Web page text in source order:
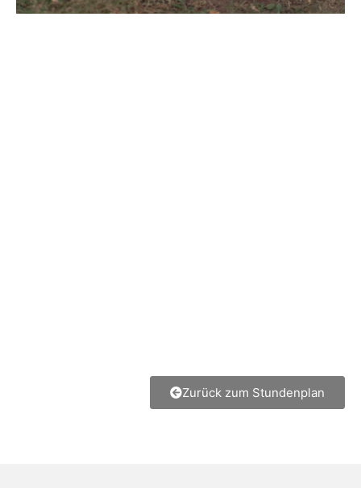
Zurück zum Stundenplan